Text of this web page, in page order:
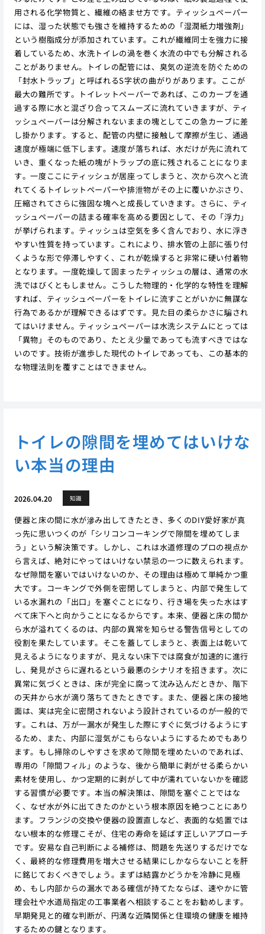
用される化学物質と、繊維の絡ませ方です。ティッシュペーパー
には、湿った状態でも強さを維持するための「湿潤紙力増強剤」
という樹脂成分が添加されています。これが繊維同士を強力に接
着しているため、水洗トイレの渦を巻く水流の中でも分解される
ことがありません。トイレの配管には、臭気の逆流を防ぐための
「封水トラップ」と呼ばれるS字状の曲がりがあります。ここが
最大の難所です。トイレットペーパーであれば、このカーブを通
過する際に水と混ざり合ってスムーズに流れていきますが、ティ
ッシュペーパーは分解されないままの塊としてこの急カーブに差
し掛かります。すると、配管の内壁に接触して摩擦が生じ、通過
速度が極端に低下します。速度が落ちれば、水だけが先に流れて
いき、重くなった紙の塊がトラップの底に残されることになりま
す。一度ここにティッシュが居座ってしまうと、次から次へと流
れてくるトイレットペーパーや排泄物がその上に覆いかぶさり、
圧縮されてさらに強固な塊へと成長していきます。さらに、ティ
ッシュペーパーの詰まる確率を高める要因として、その「浮力」
が挙げられます。ティッシュは空気を多く含んでおり、水に浮き
やすい性質を持っています。これにより、排水管の上部に張り付
くような形で停滞しやすく、これが乾燥すると非常に硬い付着物
となります。一度乾燥して固まったティッシュの層は、通常の水
洗ではびくともしません。こうした物理的・化学的な特性を理解
すれば、ティッシュペーパーをトイレに流すことがいかに無謀な
行為であるかが理解できるはずです。見た目の柔らかさに騙され
てはいけません。ティッシュペーパーは水洗システムにとっては
「異物」そのものであり、たとえ少量であっても流すべきではな
いのです。技術が進歩した現代のトイレであっても、この基本的
な物理法則を覆すことはできません。
トイレの隙間を埋めてはいけな
い本当の理由
2026.04.20 知識
便器と床の間に水が滲み出してきたとき、多くのDIY愛好家が真
っ先に思いつくのが「シリコンコーキングで隙間を埋めてしま
う」という解決策です。しかし、これは水道修理のプロの視点か
ら言えば、絶対にやってはいけない禁忌の一つに数えられます。
なぜ隙間を塞いではいけないのか、その理由は極めて単純かつ重
大です。コーキングで外側を密閉してしまうと、内部で発生して
いる水漏れの「出口」を塞ぐことになり、行き場を失った水はす
べて床下へと向かうことになるからです。本来、便器と床の間か
ら水が溢れてくるのは、内部の異常を知らせる警告信号としての
役割を果たしています。そこを蓋してしまうと、表面上は乾いて
見えるようになりますが、見えない床下では腐食が加速的に進行
し、発見がさらに遅れるという最悪のシナリオを招きます。次に
異常に気づくときは、床が完全に腐って沈み込んだときか、階下
の天井から水が滴り落ちてきたときです。また、便器と床の接地
面は、実は完全に密閉されないよう設計されているのが一般的で
す。これは、万が一漏水が発生した際にすぐに気づけるようにす
るため、また、内部に湿気がこもらないようにするためでもあり
ます。もし掃除のしやすさを求めて隙間を埋めたいのであれば、
専用の「隙間フィル」のような、後から簡単に剥がせる柔らかい
素材を使用し、かつ定期的に剥がして中が濡れていないかを確認
する習慣が必要です。本当の解決策は、隙間を塞ぐことではな
く、なぜ水が外に出てきたのかという根本原因を絶つことにあり
ます。フランジの交換や便器の設置直しなど、表面的な処置では
ない根本的な修理こそが、住宅の寿命を延ばす正しいアプローチ
です。安易な自己判断による補修は、問題を先送りするだけでな
く、最終的な修理費用を増大させる結果にしかならないことを肝
に銘じておくべきでしょう。まずは結露かどうかを冷静に見極
め、もし内部からの漏水である確信が持てたならば、速やかに管
理会社や水道局指定の工事業者へ相談することをお勧めします。
早期発見と的確な判断が、円満な近隣関係と住環境の健康を維持
するための鍵となります。